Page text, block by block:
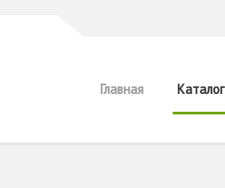
Главная Каталог